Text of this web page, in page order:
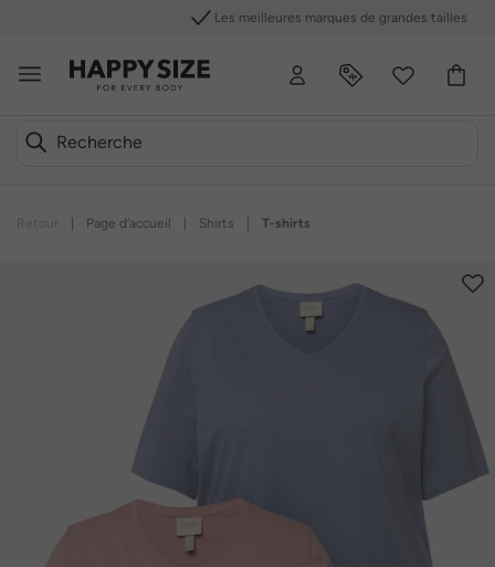
Les meilleures marques de grandes tailles
Page d’accueil Shirts T-shirts